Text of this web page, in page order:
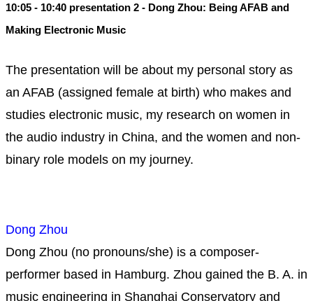
10:05 - 10:40 presentation 2 - Dong Zhou: Being AFAB and
Making Electronic Music
The presentation will be about my personal story as
an AFAB (assigned female at birth) who makes and
studies electronic music, my research on women in
the audio industry in China, and the women and non-
binary role models on my journey.
Dong Zhou
Dong Zhou (no pronouns/she) is a composer-
performer based in Hamburg. Zhou gained the B. A. in
music engineering in Shanghai Conservatory and